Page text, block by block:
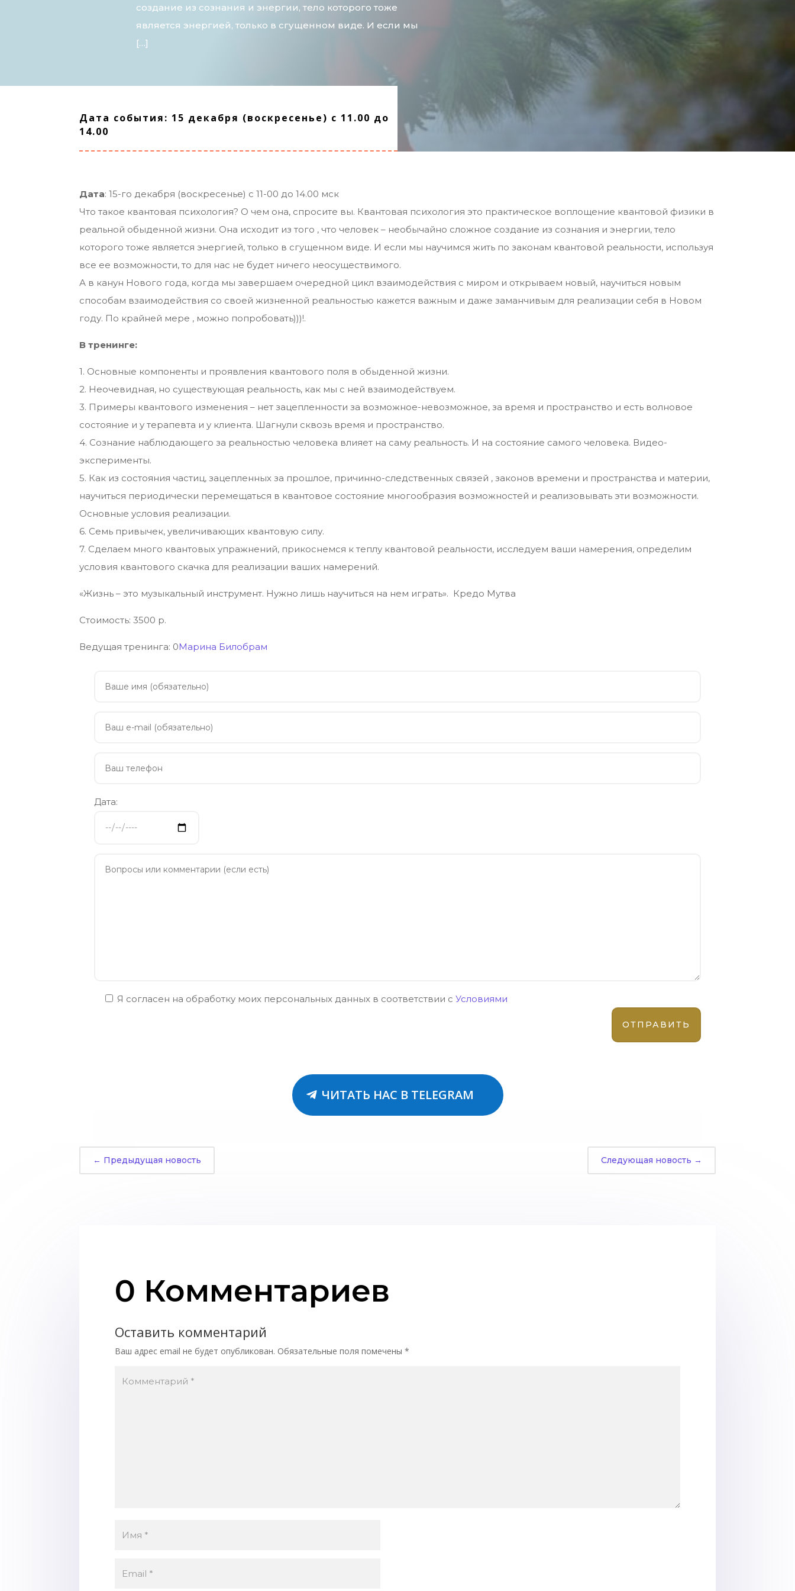
создание из сознания и энергии, тело которого тоже
является энергией, только в сгущенном виде. И если мы
[…]
Дата события: 15 декабря (воскресенье) с 11.00 до
14.00
Дата: 15-го декабря (воскресенье) с 11-00 до 14.00 мск
Что такое квантовая психология? О чем она, спросите вы. Квантовая психология это практическое воплощение квантовой физики в
реальной обыденной жизни. Она исходит из того , что человек – необычайно сложное создание из сознания и энергии, тело
которого тоже является энергией, только в сгущенном виде. И если мы научимся жить по законам квантовой реальности, используя
все ее возможности, то для нас не будет ничего неосуществимого.
А в канун Нового года, когда мы завершаем очередной цикл взаимодействия с миром и открываем новый, научиться новым
способам взаимодействия со своей жизненной реальностью кажется важным и даже заманчивым для реализации себя в Новом
году. По крайней мере , можно попробовать)))!.
В тренинге:
1. Основные компоненты и проявления квантового поля в обыденной жизни.
2. Неочевидная, но существующая реальность, как мы с ней взаимодействуем.
3. Примеры квантового изменения – нет зацепленности за возможное-невозможное, за время и пространство и есть волновое
состояние и у терапевта и у клиента. Шагнули сквозь время и пространство.
4. Сознание наблюдающего за реальностью человека влияет на саму реальность. И на состояние самого человека. Видео-
эксперименты.
5. Как из состояния частиц, зацепленных за прошлое, причинно-следственных связей , законов времени и пространства и материи,
научиться периодически перемещаться в квантовое состояние многообразия возможностей и реализовывать эти возможности.
Основные условия реализации.
6. Семь привычек, увеличивающих квантовую силу.
7. Сделаем много квантовых упражнений, прикоснемся к теплу квантовой реальности, исследуем ваши намерения, определим
условия квантового скачка для реализации ваших намерений.
«Жизнь – это музыкальный инструмент. Нужно лишь научиться на нем играть». Кредо Мутва
Стоимость: 3500 р.
Ведущая тренинга: 0Марина Билобрам
Дата:
Я согласен на обработку моих персональных данных в соответствии сУсловиями
ЧИТАТЬ НАС В TELEGRAM
← Предыдущая новость Следующая новость →
0 Комментариев
Оставить комментарий
Ваш адрес email не будет опубликован. Обязательные поля помечены*